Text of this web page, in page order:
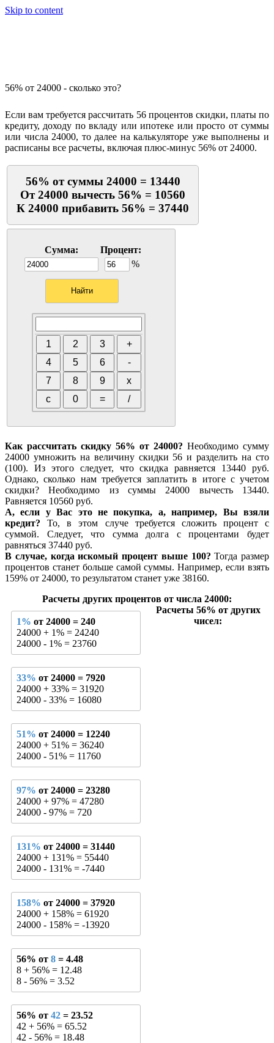
Skip to content
56% от 24000 - сколько это?
Если вам требуется рассчитать 56 процентов скидки, платы по
кредиту, доходу по вкладу или ипотеке или просто от суммы
или числа 24000, то далее на калькуляторе уже выполнены и
расписаны все расчеты, включая плюс-минус 56% от 24000.
56% от суммы 24000 = 13440
От 24000 вычесть 56% = 10560
К 24000 прибавить 56% = 37440
Сумма:
Процент:
%
Как рассчитать скидку 56% от 24000? Необходимо сумму
24000 умножить на величину скидки 56 и разделить на сто
(100). Из этого следует, что скидка равняется 13440 руб.
Однако, сколько нам требуется заплатить в итоге с учетом
скидки? Необходимо из суммы 24000 вычесть 13440.
Равняется 10560 руб.
А, если у Вас это не покупка, а, например, Вы взяли
кредит? То, в этом случе требуется сложить процент с
суммой. Следует, что сумма долга с процентами будет
равняться 37440 руб.
В случае, когда искомый процент выше 100? Тогда размер
процентов станет больше самой суммы. Например, если взять
159% от 24000, то результатом станет уже 38160.
Расчеты других процентов от числа 24000:
1% от 24000 = 240
24000 + 1% = 24240
24000 - 1% = 23760
33% от 24000 = 7920
24000 + 33% = 31920
24000 - 33% = 16080
51% от 24000 = 12240
24000 + 51% = 36240
24000 - 51% = 11760
97% от 24000 = 23280
24000 + 97% = 47280
24000 - 97% = 720
131% от 24000 = 31440
24000 + 131% = 55440
24000 - 131% = -7440
158% от 24000 = 37920
24000 + 158% = 61920
24000 - 158% = -13920
Расчеты 56% от других
чисел:
56% от 8 = 4.48
8 + 56% = 12.48
8 - 56% = 3.52
56% от 42 = 23.52
42 + 56% = 65.52
42 - 56% = 18.48